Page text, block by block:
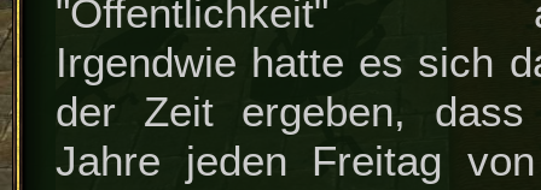
"Öffentlichkeit"
Irgendwie hatte es sich
der Zeit ergeben,
Jahre jeden Freitag